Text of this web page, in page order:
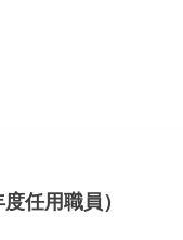
任用職員）